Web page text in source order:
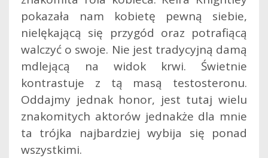
pokazała nam kobietę pewną siebie,
nielękającą się przygód oraz potrafiącą
walczyć o swoje. Nie jest tradycyjną damą
mdlejącą na widok krwi. Świetnie
kontrastuje z tą masą testosteronu.
Oddajmy jednak honor, jest tutaj wielu
znakomitych aktorów jednakże dla mnie
ta trójka najbardziej wybija się ponad
wszystkimi.